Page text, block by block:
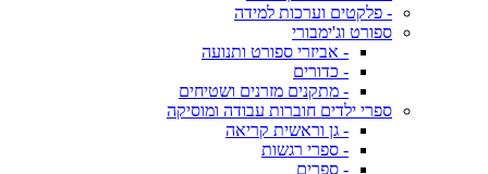
- פלקטים וערכות למידה
ספורט וג'ימבורי
- אביזרי ספורט ותנועה
- כדורים
- מתקנים מזרנים ושטיחים
ספרי ילדים חוברות עבודה ומוסיקה
- גן וראשית קריאה
- ספרי רגשות
- ספרים